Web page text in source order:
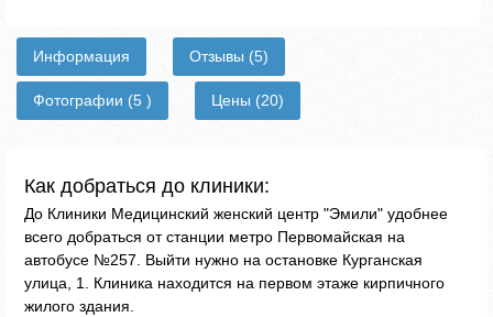
Информация Отзывы (5)
Фотографии (5 ) Цены (20)
Как добраться до клиники:
До Клиники Медицинский женский центр "Эмили" удобнее
всего добраться от станции метро Первомайская на
автобусе №257. Выйти нужно на остановке Курганская
улица, 1. Клиника находится на первом этаже кирпичного
жилого здания.